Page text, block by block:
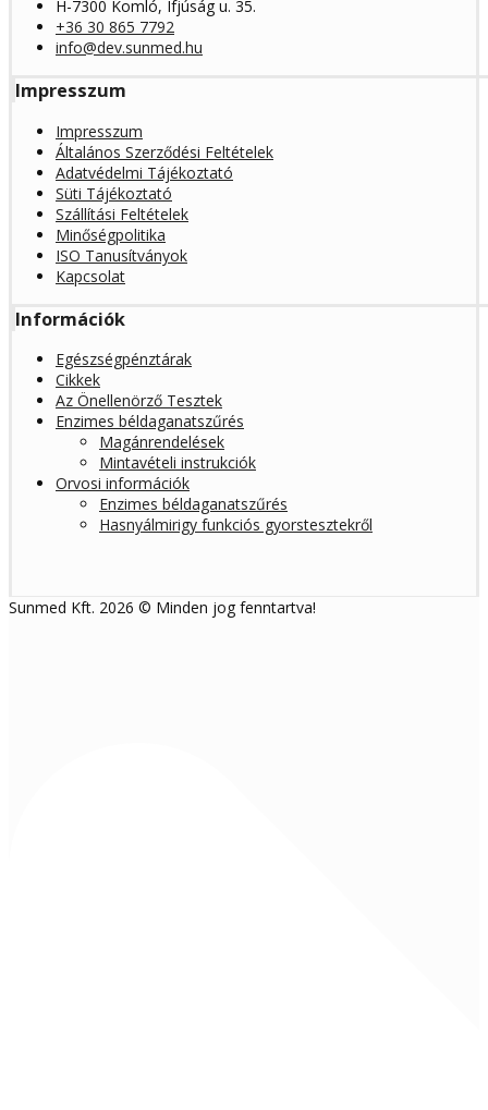
H-7300 Komló, Ifjúság u. 35.
+36 30 865 7792
info@dev.sunmed.hu
Impresszum
Impresszum
Általános Szerződési Feltételek
Adatvédelmi Tájékoztató
Süti Tájékoztató
Szállítási Feltételek
Minőségpolitika
ISO Tanusítványok
Kapcsolat
Információk
Egészségpénztárak
Cikkek
Az Önellenörző Tesztek
Enzimes béldaganatszűrés
Magánrendelések
Mintavételi instrukciók
Orvosi információk
Enzimes béldaganatszűrés
Hasnyálmirigy funkciós gyorstesztekről
Sunmed Kft. 2026 © Minden jog fenntartva!